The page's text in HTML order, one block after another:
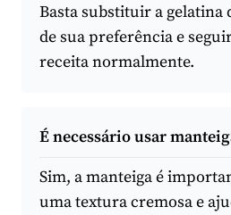
Basta substituir a gelatina
de sua preferência e
receita normalmente.
É necessário usar
Sim, a manteiga é
uma textura cremosa e